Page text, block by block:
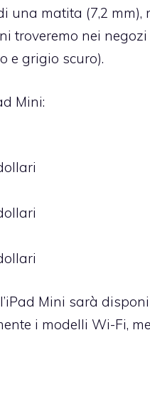
una matita (7,2
troveremo nei
e grigio scuro).
Mini:
Mini sarà
i modelli Wi-Fi,